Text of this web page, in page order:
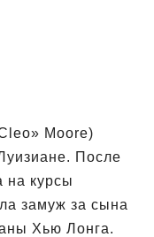
Moore)
После
на курсы
замуж за сына
Хью Лонга.